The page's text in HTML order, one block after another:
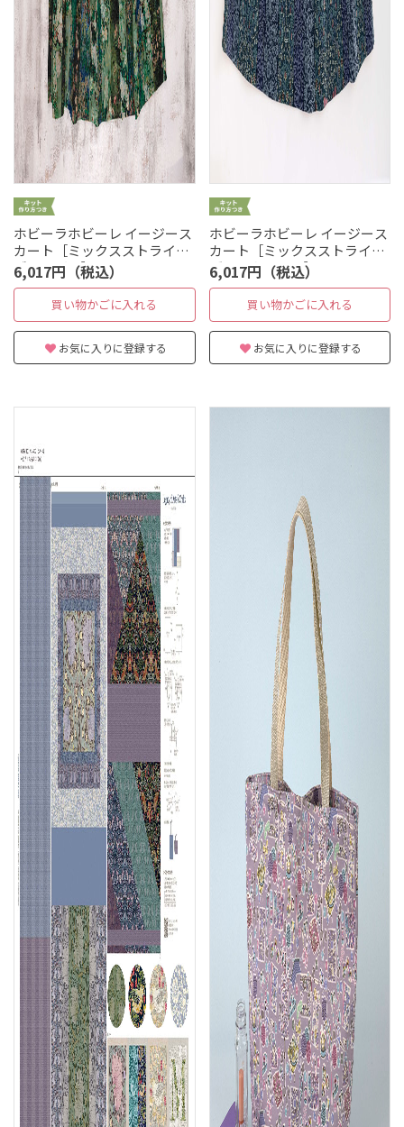
ホビーラホビーレ イージース
カート［ミックスストライプ
ゴッホバラ］
6,017円（税込）
買い物かごに入れる
お気に入りに登録する
ホビーラホビーレ イージース
カート［ミックスストライプ
ブラックソーン］
6,017円（税込）
買い物かごに入れる
お気に入りに登録する